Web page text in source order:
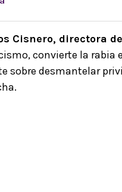
Cisnero, directora
convierte la rabia
sobre desmantelar